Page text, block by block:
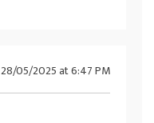
28/05/2025 at 6:47 PM